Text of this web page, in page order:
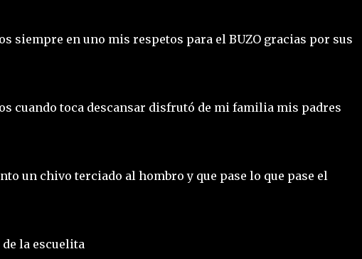
siempre en uno mis respetos para el BUZO gracias por sus
cuando toca descansar disfrutó de mi familia mis padres
un chivo terciado al hombro y que pase lo que pase el
la escuelita